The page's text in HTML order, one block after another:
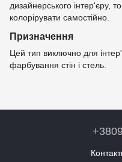
дизайнерського інтер'єру,
колорірувати самостійно.
Призначення
Цей тип виключно для
фарбування стін і стель.